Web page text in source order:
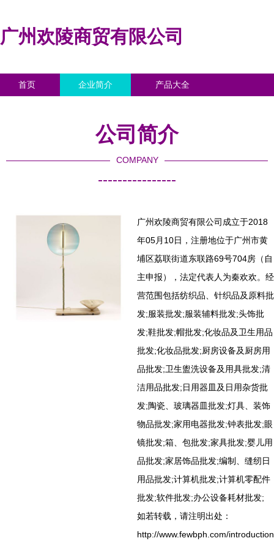
广州欢陵商贸有限公司
首页 企业简介 产品大全
公司简介
COMPANY
----------------
广州欢陵商贸有限公司成立于2018
年05月10日，注册地位于广州市黄
埔区荔联街道东联路69号704房（自
主申报），法定代表人为秦欢欢。经
营范围包括纺织品、针织品及原料批
发;服装批发;服装辅料批发;头饰批
发;鞋批发;帽批发;化妆品及卫生用品
批发;化妆品批发;厨房设备及厨房用
品批发;卫生盥洗设备及用具批发;清
洁用品批发;日用器皿及日用杂货批
发;陶瓷、玻璃器皿批发;灯具、装饰
物品批发;家用电器批发;钟表批发;眼
镜批发;箱、包批发;家具批发;婴儿用
品批发;家居饰品批发;编制、缝纫日
用品批发;计算机批发;计算机零配件
批发;软件批发;办公设备耗材批发;
如若转载，请注明出处：
http://www.fewbph.com/